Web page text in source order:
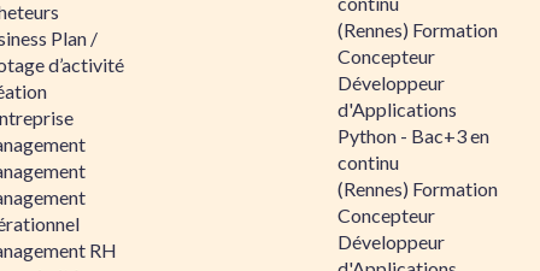
Plan /
d’activité
RH
(Rennes) Formation
Concepteur
Développeur
d'Applications
Python - Bac+3 en
continu
(Rennes) Formation
Concepteur
Développeur